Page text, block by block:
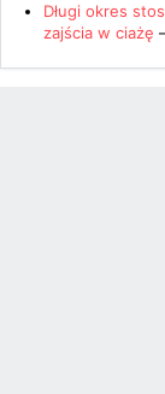
Długi okres
zajścia w ciażę